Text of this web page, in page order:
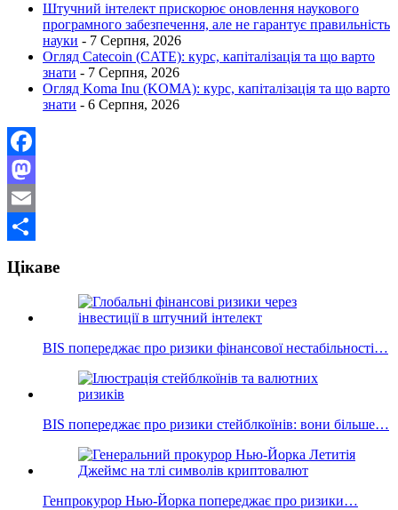
Штучний інтелект прискорює оновлення наукового
програмного забезпечення, але не гарантує правильність
науки - 7 Серпня, 2026
Огляд Catecoin (CATE): курс, капіталізація та що варто
знати - 7 Серпня, 2026
Огляд Koma Inu (KOMA): курс, капіталізація та що варто
знати - 6 Серпня, 2026
Facebook
Mastodon
Email
Цікаве
BIS попереджає про ризики фінансової нестабільності…
BIS попереджає про ризики стейблкоїнів: вони більше…
Генпрокурор Нью-Йорка попереджає про ризики…